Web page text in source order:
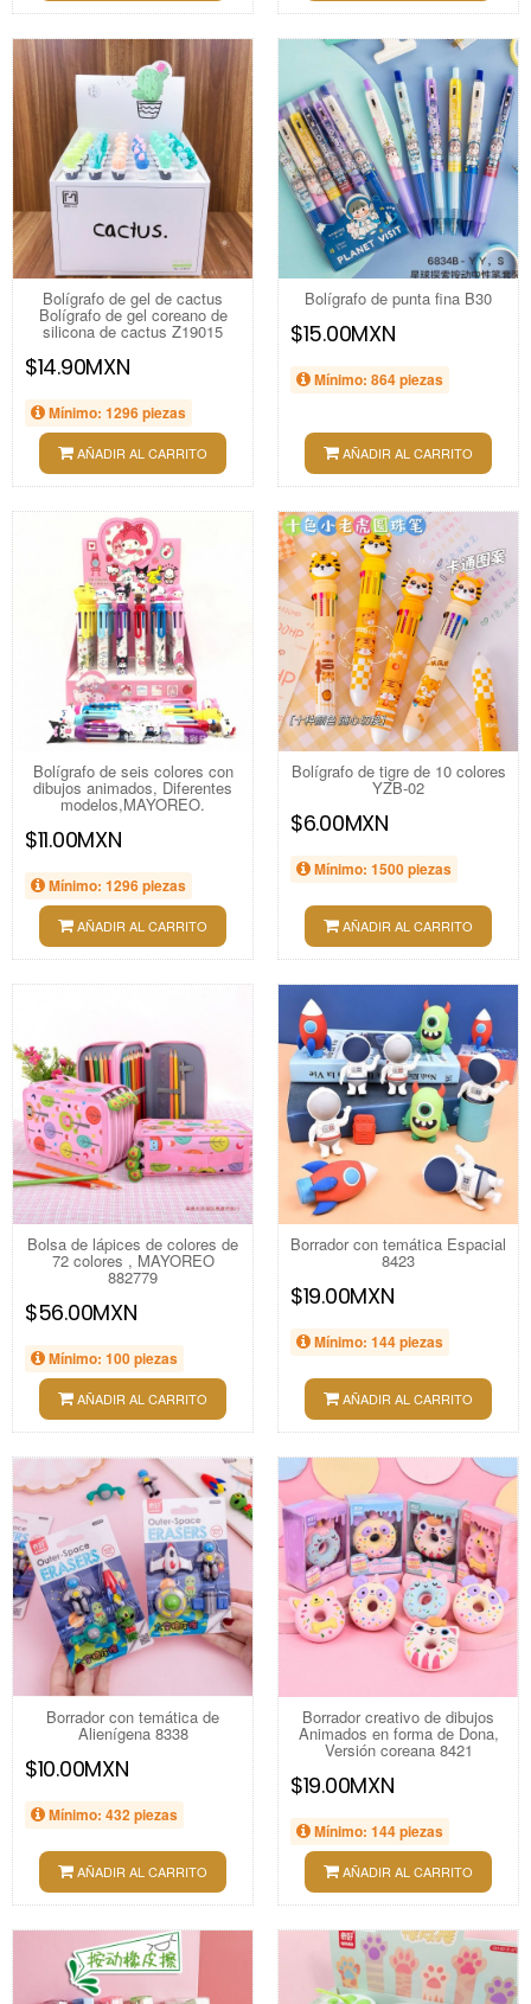
Bolígrafo de gel de cactus
Bolígrafo de gel coreano de
silicona de cactus Z19015
$14.90MXN
Mínimo: 1296 piezas
AÑADIR AL CARRITO
Bolígrafo de punta fina B30
$15.00MXN
Mínimo: 864 piezas
AÑADIR AL CARRITO
Bolígrafo de seis colores con
dibujos animados, Diferentes
modelos,MAYOREO.
$11.00MXN
Mínimo: 1296 piezas
AÑADIR AL CARRITO
Bolígrafo de tigre de 10 colores
YZB-02
$6.00MXN
Mínimo: 1500 piezas
AÑADIR AL CARRITO
Bolsa de lápices de colores de
72 colores , MAYOREO
882779
$56.00MXN
Mínimo: 100 piezas
AÑADIR AL CARRITO
Borrador con temática Espacial
8423
$19.00MXN
Mínimo: 144 piezas
AÑADIR AL CARRITO
Borrador con temática de
Alienígena 8338
$10.00MXN
Mínimo: 432 piezas
AÑADIR AL CARRITO
Borrador creativo de dibujos
Animados en forma de Dona,
Versión coreana 8421
$19.00MXN
Mínimo: 144 piezas
AÑADIR AL CARRITO